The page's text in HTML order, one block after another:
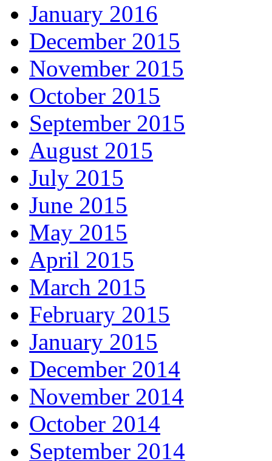
January 2016
December 2015
November 2015
October 2015
September 2015
August 2015
July 2015
June 2015
May 2015
April 2015
March 2015
February 2015
January 2015
December 2014
November 2014
October 2014
September 2014